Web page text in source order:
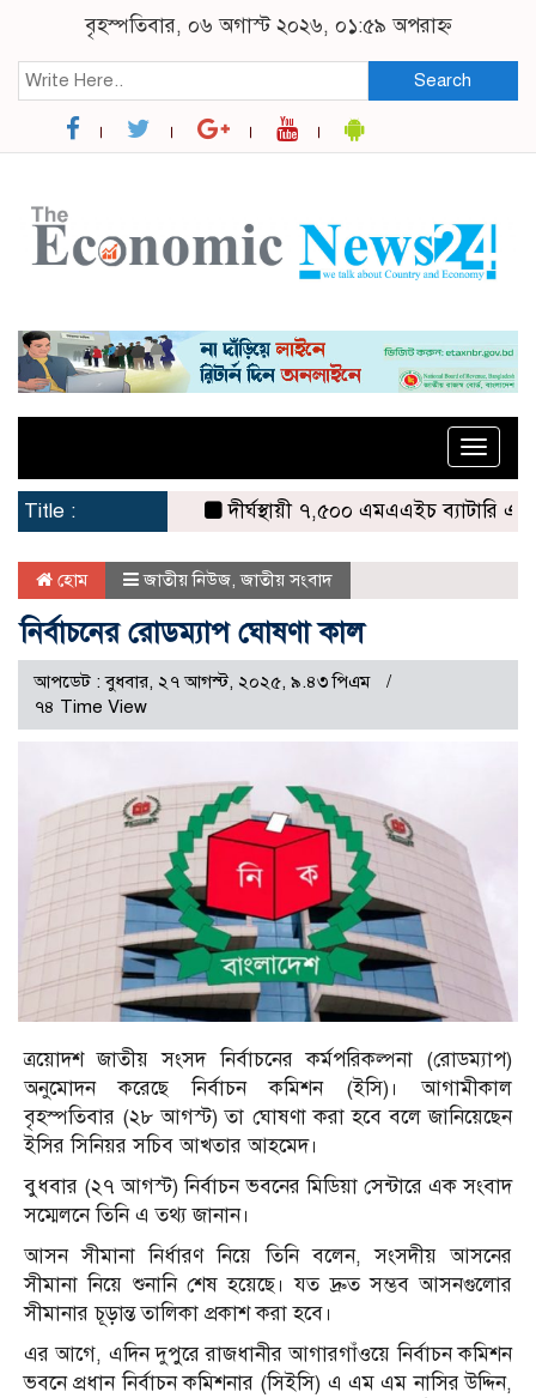
বৃহস্পতিবার, ০৬ অগাস্ট ২০২৬, ০১:৫৯ অপরাহ্ন
Search
Toggle
Title :
দীর্ঘস্থায়ী ৭,৫০০ এমএএইচ ব্যাটারি এবং
হোম জাতীয় নিউজ ,জাতীয় সংবাদ
নির্বাচনের রোডম্যাপ ঘোষণা কাল
আপডেট : বুধবার, ২৭ আগস্ট, ২০২৫, ৯.৪৩ পিএম
৭৪ Time View
ত্রয়োদশ জাতীয় সংসদ নির্বাচনের কর্মপরিকল্পনা (রোডম্যাপ)
অনুমোদন করেছে নির্বাচন কমিশন (ইসি)। আগামীকাল
বৃহস্পতিবার (২৮ আগস্ট) তা ঘোষণা করা হবে বলে জানিয়েছেন
ইসির সিনিয়র সচিব আখতার আহমেদ।
বুধবার (২৭ আগস্ট) নির্বাচন ভবনের মিডিয়া সেন্টারে এক সংবাদ
সম্মেলনে তিনি এ তথ্য জানান।
আসন সীমানা নির্ধারণ নিয়ে তিনি বলেন, সংসদীয় আসনের
সীমানা নিয়ে শুনানি শেষ হয়েছে। যত দ্রুত সম্ভব আসনগুলোর
সীমানার চূড়ান্ত তালিকা প্রকাশ করা হবে।
এর আগে, এদিন দুপুরে রাজধানীর আগারগাঁওয়ে নির্বাচন কমিশন
ভবনে প্রধান নির্বাচন কমিশনার (সিইসি) এ এম এম নাসির উদ্দিন,